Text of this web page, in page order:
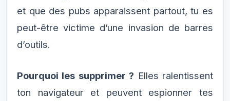
et que des pubs apparaissent partout, tu es
peut-être victime d’une invasion de barres
d’outils.
Pourquoi les supprimer ? Elles ralentissent
ton navigateur et peuvent espionner tes